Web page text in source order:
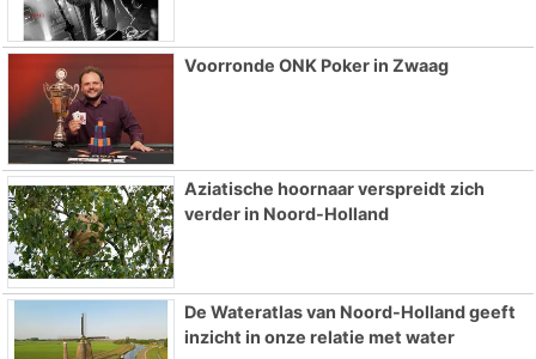
Voorronde ONK Poker in Zwaag
Aziatische hoornaar verspreidt zich
verder in Noord-Holland
De Wateratlas van Noord-Holland geeft
inzicht in onze relatie met water